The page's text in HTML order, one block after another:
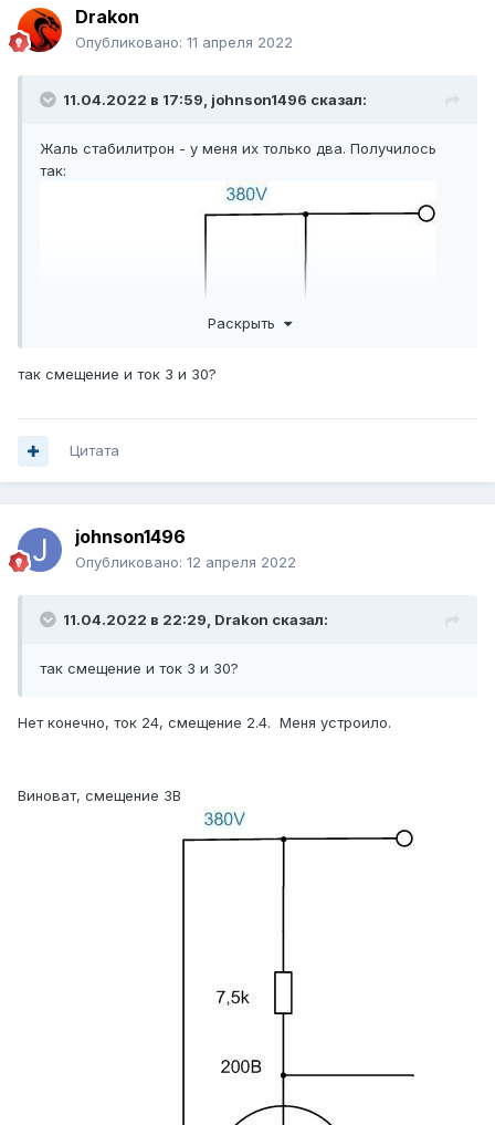
Drakon
Опубликовано: 11 апреля 2022
11.04.2022 в 17:59, johnson1496 сказал:
Жаль стабилитрон - у меня их только два. Получилось
так:
Раскрыть
так смещение и ток 3 и 30?
Цитата
johnson1496
Опубликовано: 12 апреля 2022
11.04.2022 в 22:29, Drakon сказал:
так смещение и ток 3 и 30?
Нет конечно, ток 24, смещение 2.4. Меня устроило.
Виноват, смещение 3В